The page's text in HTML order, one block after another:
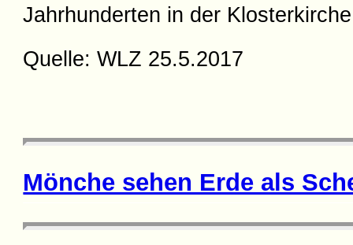
Jahrhunderten in der Klosterkirche
Quelle: WLZ 25.5.2017
Mönche sehen Erde als